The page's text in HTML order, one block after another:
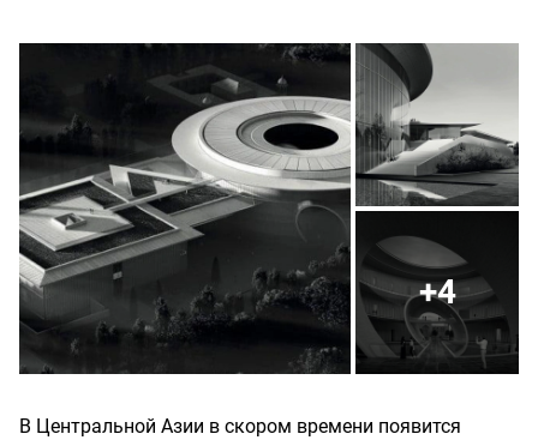
+4
В Центральной Азии в скором времени появится